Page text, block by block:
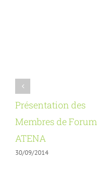
Présentation des
Membres de Forum
ATENA
30/09/2014